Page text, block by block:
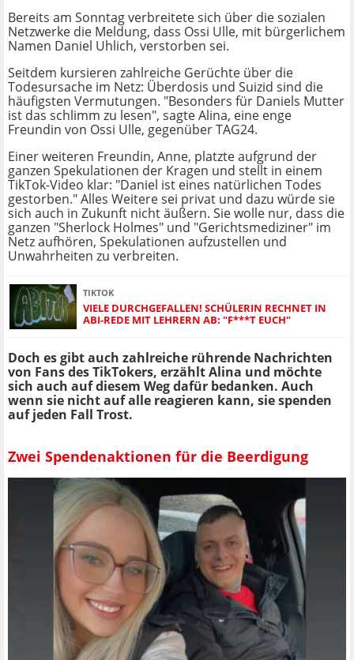
Bereits am Sonntag verbreitete sich über die sozialen
Netzwerke die Meldung, dass Ossi Ulle, mit bürgerlichem
Namen Daniel Uhlich, verstorben sei.
Seitdem kursieren zahlreiche Gerüchte über die
Todesursache im Netz: Überdosis und Suizid sind die
häufigsten Vermutungen. "Besonders für Daniels Mutter
ist das schlimm zu lesen", sagte Alina, eine enge
Freundin von Ossi Ulle, gegenüber TAG24.
Einer weiteren Freundin, Anne, platzte aufgrund der
ganzen Spekulationen der Kragen und stellt in einem
TikTok-Video klar: "Daniel ist eines natürlichen Todes
gestorben." Alles Weitere sei privat und dazu würde sie
sich auch in Zukunft nicht äußern. Sie wolle nur, dass die
ganzen "Sherlock Holmes" und "Gerichtsmediziner" im
Netz aufhören, Spekulationen aufzustellen und
Unwahrheiten zu verbreiten.
TIKTOK
VIELE DURCHGEFALLEN! SCHÜLERIN RECHNET IN
ABI-REDE MIT LEHRERN AB: "F***T EUCH"
Doch es gibt auch zahlreiche rührende Nachrichten
von Fans des TikTokers, erzählt Alina und möchte
sich auch auf diesem Weg dafür bedanken. Auch
wenn sie nicht auf alle reagieren kann, sie spenden
auf jeden Fall Trost.
Zwei Spendenaktionen für die Beerdigung